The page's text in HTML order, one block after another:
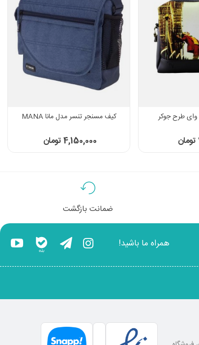
طرح جوکر کیف مسنجر تنسر مدل مانا MANA
4,150,000 تومان
ضمانت بازگشت
همراه ما باشید!